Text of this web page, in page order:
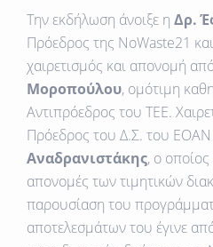
Την εκδήλωση άνοιξε η Δρ.
Πρόεδρος της NoWaste21
χαιρετισμός και απονομή
Μοροπούλου, ομότιμη
Αντιπρόεδρος του ΤΕΕ.
Πρόεδρος του Δ.Σ. του ΕΟΑΝ
Αναδρανιστάκης, ο οποίος
απονομές των τιμητικών
παρουσίαση του
αποτελεσμάτων του έγινε